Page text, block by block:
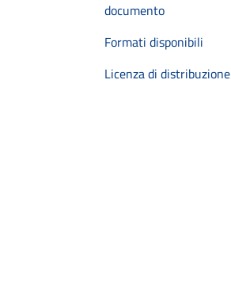
documento
Formati disponibili
Licenza di distribuzione